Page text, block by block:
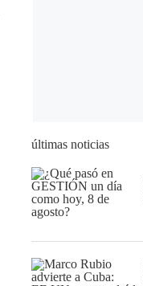
últimas noticias